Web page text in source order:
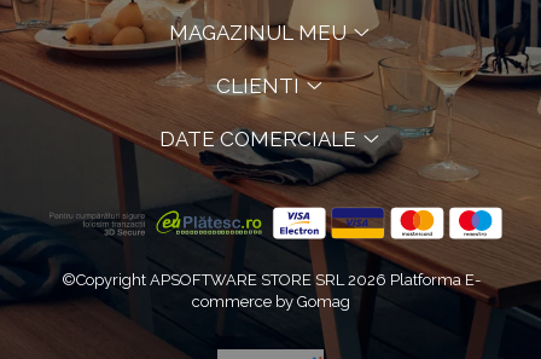
MAGAZINUL MEU
CLIENTI
DATE COMERCIALE
©Copyright APSOFTWARE STORE SRL 2026 Platforma E-
commerce by Gomag